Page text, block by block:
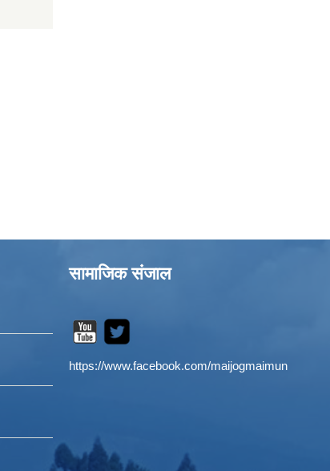
सामाजिक संजाल
https://www.facebook.com/maijogmaimun